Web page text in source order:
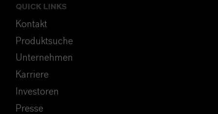
QUICK LINKS
Kontakt
Produktsuche
Unternehmen
Karriere
Investoren
Presse